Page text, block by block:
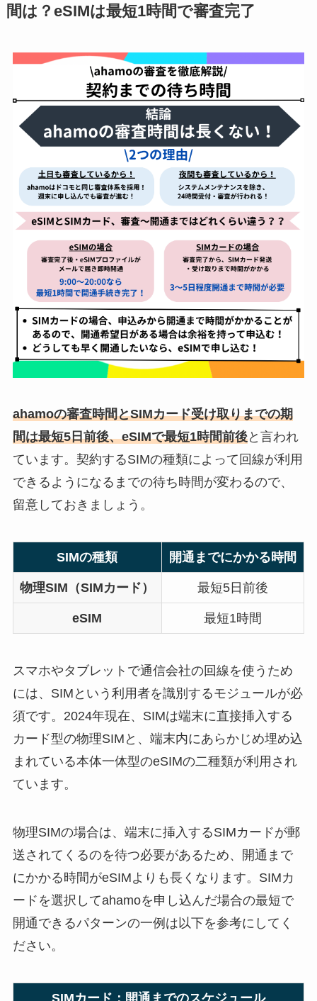
間は？eSIMは最短1時間で審査完了
ahamoの審査時間とSIMカード受け取りまでの期
間は最短5日前後、eSIMで最短1時間前後と言われ
ています。契約するSIMの種類によって回線が利用
できるようになるまでの待ち時間が変わるので、
留意しておきましょう。
SIMの種類 開通までにかかる時間
物理SIM（SIMカード） 最短5日前後
eSIM 最短1時間
スマホやタブレットで通信会社の回線を使うため
には、SIMという利用者を識別するモジュールが必
須です。2024年現在、SIMは端末に直接挿入する
カード型の物理SIMと、端末内にあらかじめ埋め込
まれている本体一体型のeSIMの二種類が利用され
ています。
物理SIMの場合は、端末に挿入するSIMカードが郵
送されてくるのを待つ必要があるため、開通まで
にかかる時間がeSIMよりも長くなります。SIMカ
ードを選択してahamoを申し込んだ場合の最短で
開通できるパターンの一例は以下を参考にしてく
ださい。
SIMカード：開通までのスケジュール